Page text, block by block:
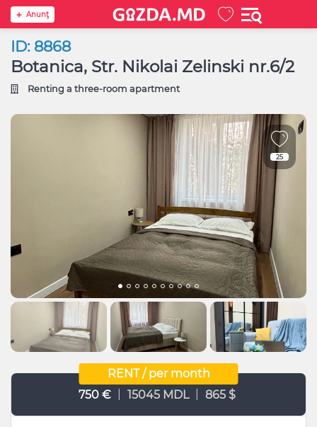
Anunţ
ID: 8868
Botanica, Str. Nikolai Zelinski nr.6/2
Renting a three-room apartment
25
RENT / per month
750 €
15045 MDL 865 $